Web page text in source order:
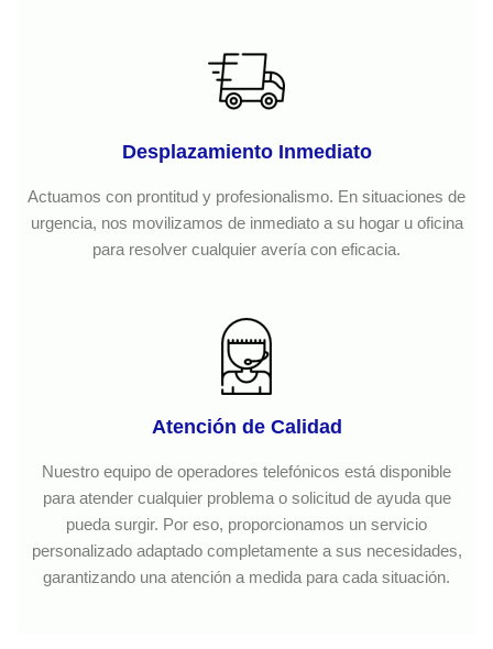
Desplazamiento Inmediato
Actuamos con prontitud y profesionalismo. En situaciones de
urgencia, nos movilizamos de inmediato a su hogar u oficina
para resolver cualquier avería con eficacia.
Atención de Calidad
Nuestro equipo de operadores telefónicos está disponible
para atender cualquier problema o solicitud de ayuda que
pueda surgir. Por eso, proporcionamos un servicio
personalizado adaptado completamente a sus necesidades,
garantizando una atención a medida para cada situación.